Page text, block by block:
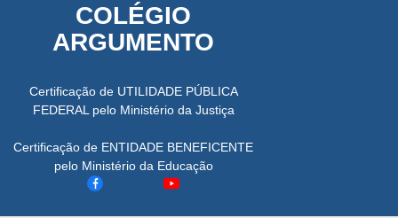
COLÉGIO
ARGUMENTO
Certificação de UTILIDADE PÚBLICA
FEDERAL pelo Ministério da Justiça
Certificação de ENTIDADE BENEFICENTE
pelo Ministério da Educação